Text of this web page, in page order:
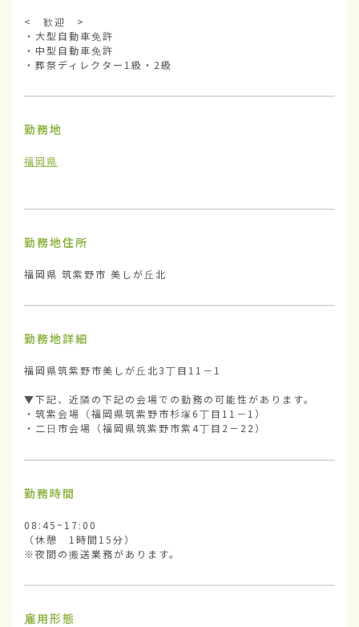
<　歓迎　>
・大型自動車免許
・中型自動車免許
・葬祭ディレクター1級・2級
勤務地
福岡県
勤務地住所
福岡県 筑紫野市 美しが丘北
勤務地詳細
福岡県筑紫野市美しが丘北3丁目11－1
▼下記、近隣の下記の会場での勤務の可能性があります。
・筑紫会場（福岡県筑紫野市杉塚6丁目11－1）
・二日市会場（福岡県筑紫野市紫4丁目2－22）
勤務時間
08:45~17:00
（休憩　1時間15分）
※夜間の搬送業務があります。
雇用形態